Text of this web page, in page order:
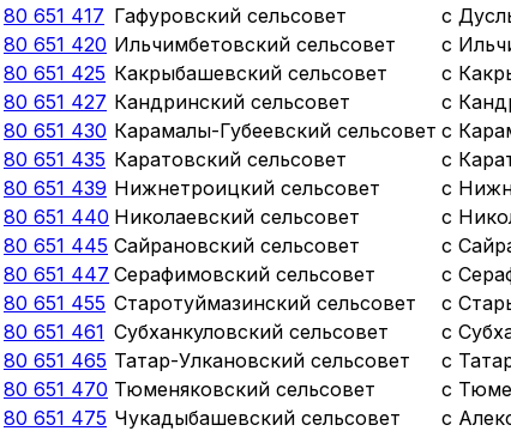
80 651 417 Гафуровский сельсовет с
80 651 420 Ильчимбетовский сельсовет с
80 651 425 Какрыбашевский сельсовет с
80 651 427 Кандринский сельсовет с
80 651 430 Карамалы-Губеевский сельсовет с
80 651 435 Каратовский сельсовет с
80 651 439 Нижнетроицкий сельсовет с
80 651 440 Николаевский сельсовет с
80 651 445 Сайрановский сельсовет с
80 651 447 Серафимовский сельсовет с
80 651 455 Старотуймазинский сельсовет с
80 651 461 Субханкуловский сельсовет с
80 651 465 Татар-Улкановский сельсовет с
80 651 470 Тюменяковский сельсовет с
80 651 475 Чукадыбашевский сельсовет с